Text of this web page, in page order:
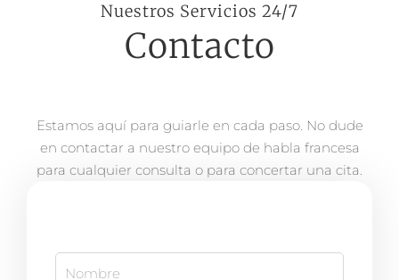
Nuestros Servicios 24/7
Contacto
Estamos aquí para guiarle en cada paso. No dude
en contactar a nuestro equipo de habla francesa
para cualquier consulta o para concertar una cita.